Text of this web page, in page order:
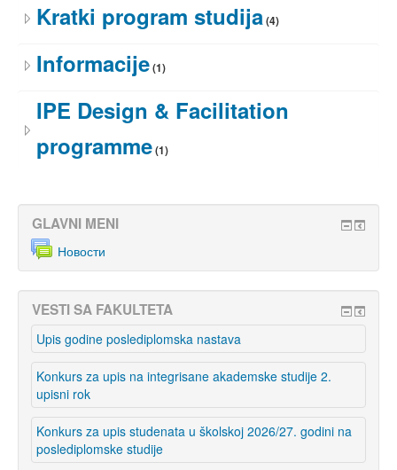
Kratki program studija(4)
Informacije(1)
IPE Design & Facilitation
programme(1)
GLAVNI MENI
Новости
VESTI SA FAKULTETA
Upis godine poslediplomska nastava
Konkurs za upis na integrisane akademske studije 2.
upisni rok
Konkurs za upis studenata u školskoj 2026/27. godini na
poslediplomske studije